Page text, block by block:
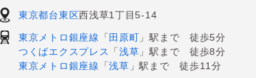
東京都台東区西浅草1丁目5-14
東京メトロ銀座線 「 田原町 」駅まで 徒歩5分
つくばエクスプレス
「浅草 」駅まで 徒歩8分
東京メトロ銀座線
「浅草 」駅まで 徒歩11分